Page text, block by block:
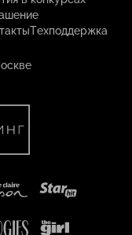
Техподдержка